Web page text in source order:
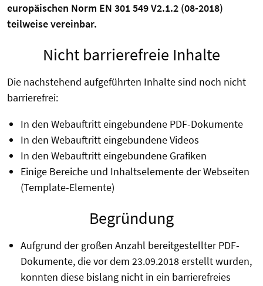
europäischen Norm EN 301 549 V2.1.2 (08-2018)
teilweise vereinbar.
Nicht barrierefreie Inhalte
Die nachstehend aufgeführten Inhalte sind noch nicht
barrierefrei:
In den Webauftritt eingebundene PDF-Dokumente
In den Webauftritt eingebundene Videos
In den Webauftritt eingebundene Grafiken
Einige Bereiche und Inhaltselemente der Webseiten
(Template-Elemente)
Begründung
Aufgrund der großen Anzahl bereitgestellter PDF-
Dokumente, die vor dem 23.09.2018 erstellt wurden,
konnten diese bislang nicht in ein barrierefreies